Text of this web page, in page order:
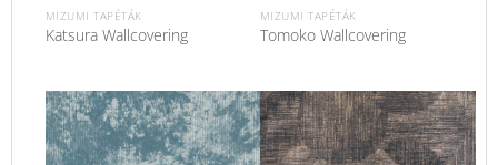
MIZUMI TAPÉTÁK
Katsura Wallcovering
MIZUMI TAPÉTÁK
Tomoko Wallcovering